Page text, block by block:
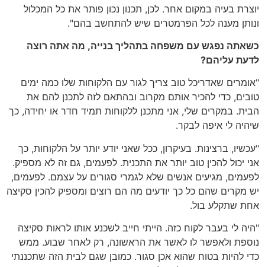
יוצרת בעיה במקום אחר. לכן, תכנון נכון פותר את כל המכלול
ונותן מענה לכל הפרמטרים שיש להתחשב בהם".
כשאתה נפגש עם משפחה בתהליך בנייה, מה אתה רוצה
לדעת עליהם?
"אומרים שאדריכל טוב צריך לגור עם הלקוחות שלו כמה ימים
טובים, כדי להכיר אותם מקרוב ובהתאם לזה לתכנן להם את
הבית. במקרים שלי, אני מתכנן ללקוחות תמיד חדר או יחידה, כך
שיהיה לי איפה לבקר.
"עכשיו, ברצינות. בעיקרון, ככל שאני יודע יותר על הלקוחות, כך
אני יכול להכין טוב יותר את התכנית. לפעמים, גם זה לא מספיק.
לפעמים, מגיעים אנשים שלא לגמרי סגורים על עצמם. לפעמים,
יש מקרים שהם כל כך יודעים מה הם רוצים ומספיק להכין סקיצה
אחת שתקלע בול.
"היה לי בעבר לקוח כזה. הייתי חייב לשכנע אותו לראות סקיצה
נוספת ולאפשר לו לאשר את הראשונה, רק לאחר שבוע. ממש
כדי להיות בטוח שהוא אכן סגור. כמובן שגם לבית הזה שתכננתי